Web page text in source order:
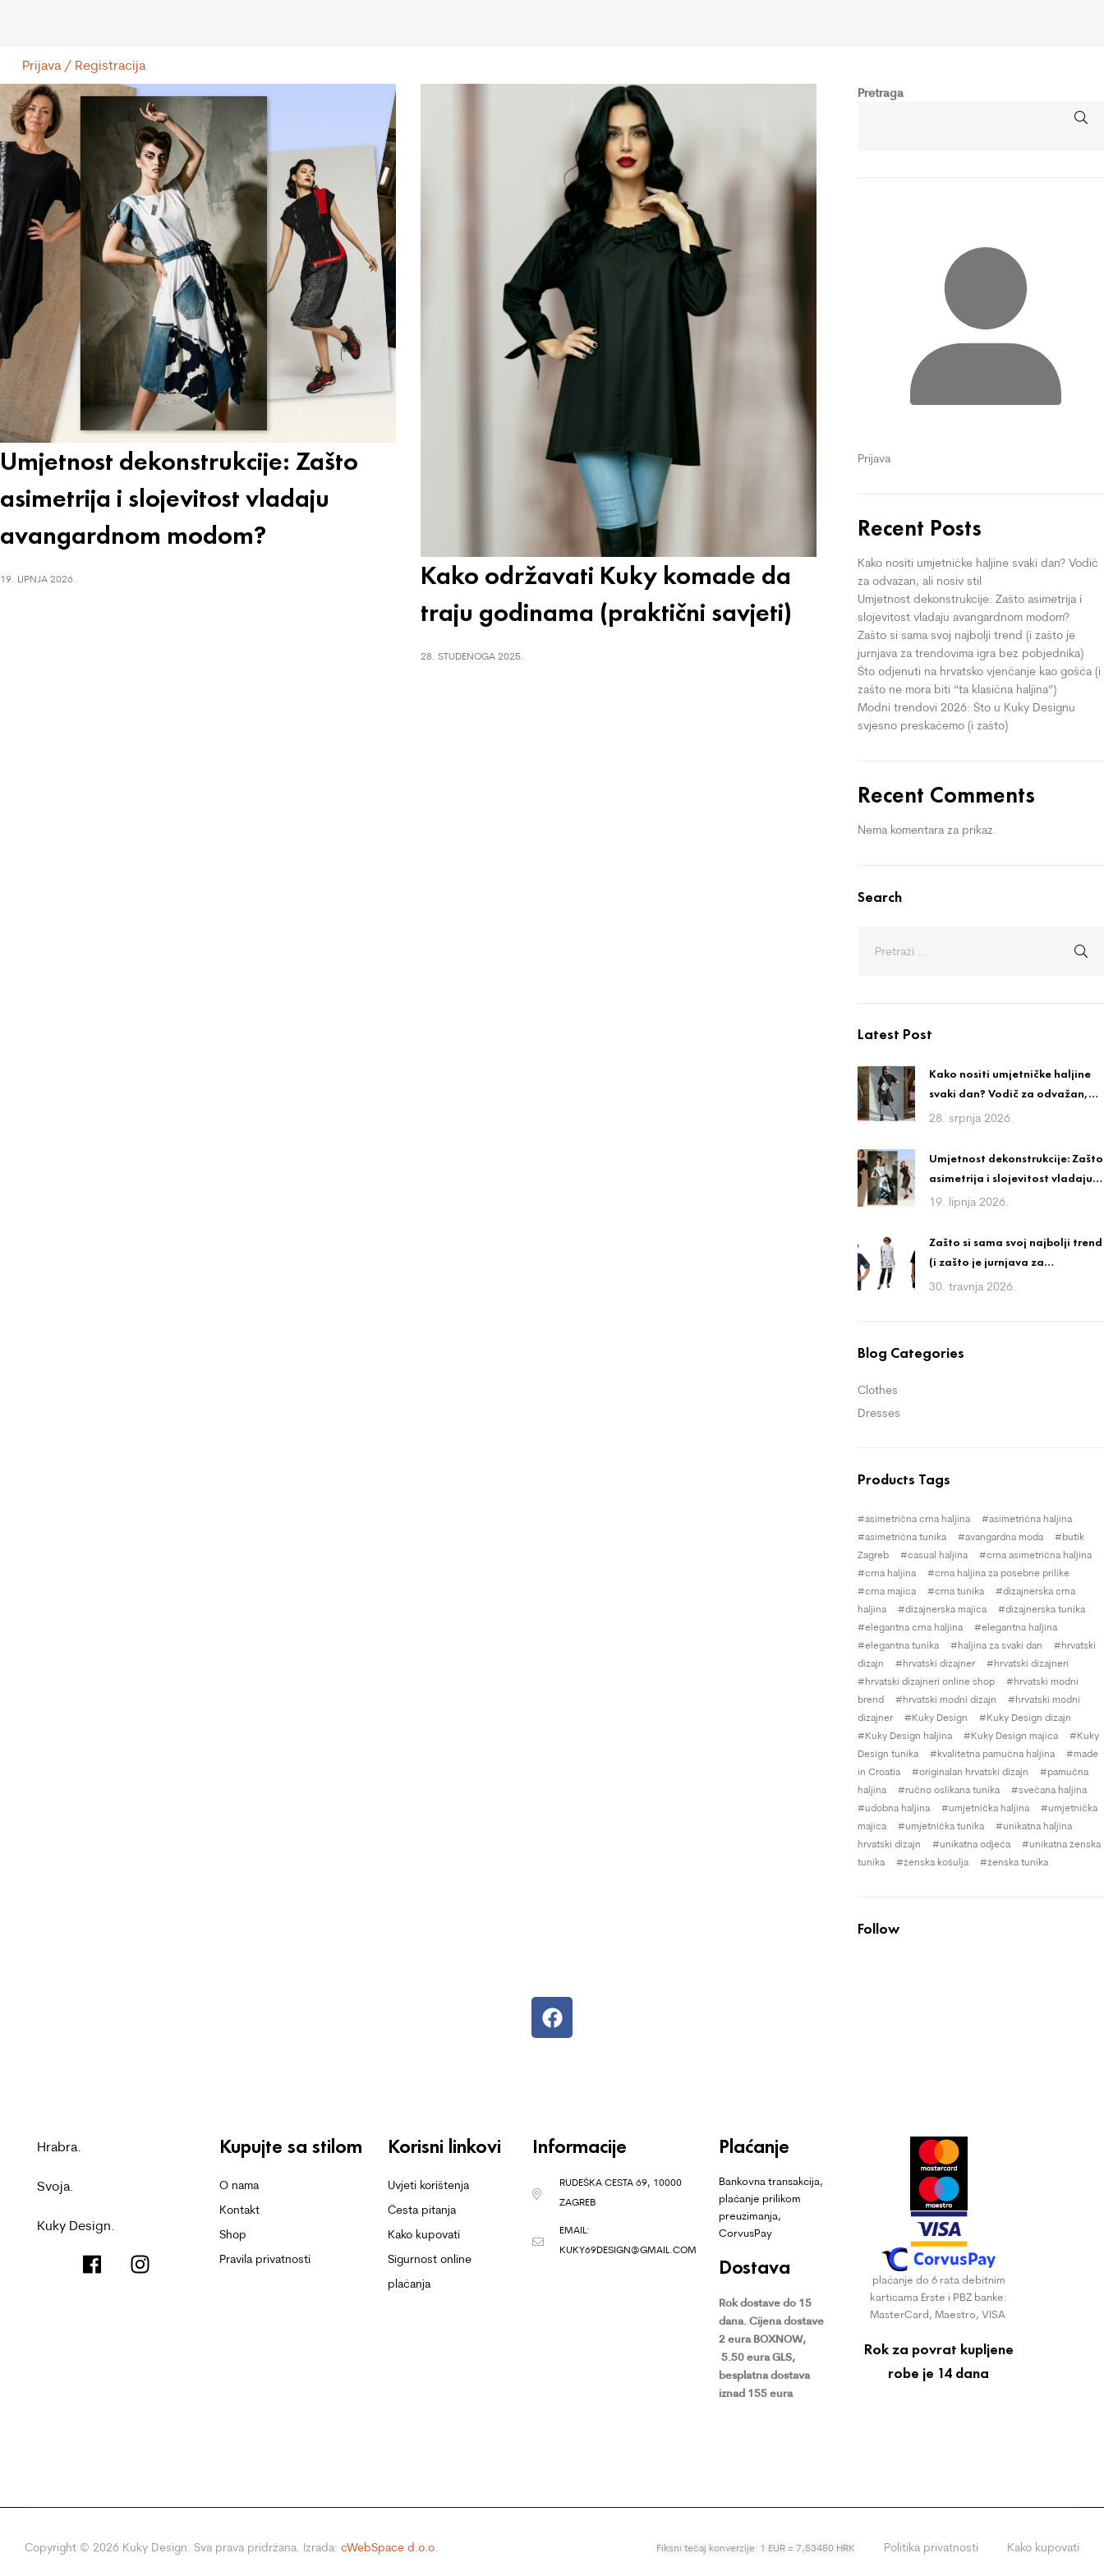
Prijava / Registracija
Umjetnost dekonstrukcije: Zašto
asimetrija i slojevitost vladaju
avangardnom modom?
19. LIPNJA 2026.
Kako održavati Kuky komade da
traju godinama (praktični savjeti)
28. STUDENOGA 2025.
Pretraga
Prijava
Recent Posts
Kako nositi umjetničke haljine svaki dan? Vodič
za odvažan, ali nosiv stil
Umjetnost dekonstrukcije: Zašto asimetrija i
slojevitost vladaju avangardnom modom?
Zašto si sama svoj najbolji trend (i zašto je
jurnjava za trendovima igra bez pobjednika)
Što odjenuti na hrvatsko vjenčanje kao gošća (i
zašto ne mora biti “ta klasična haljina”)
Modni trendovi 2026: Što u Kuky Designu
svjesno preskačemo (i zašto)
Recent Comments
Nema komentara za prikaz.
Search
Latest Post
Kako nositi umjetničke haljine
svaki dan? Vodič za odvažan,
ali nosiv stil
28. srpnja 2026.
Umjetnost dekonstrukcije: Zašto
asimetrija i slojevitost vladaju
avangardnom modom?
19. lipnja 2026.
Zašto si sama svoj najbolji trend
(i zašto je jurnjava za
trendovima igra bez
30. travnja 2026.
Blog Categories
Clothes
Dresses
Products Tags
asimetrična crna haljina
asimetrična haljina
asimetrična tunika
avangardna moda
butik
Zagreb
casual haljina
crna asimetrična haljina
crna haljina
crna haljina za posebne prilike
crna majica
crna tunika
dizajnerska crna
haljina
dizajnerska majica
dizajnerska tunika
elegantna crna haljina
elegantna haljina
elegantna tunika
haljina za svaki dan
hrvatski
dizajn
hrvatski dizajner
hrvatski dizajneri
hrvatski dizajneri online shop
hrvatski modni
brend
hrvatski modni dizajn
hrvatski modni
dizajner
Kuky Design
Kuky Design dizajn
Kuky Design haljina
Kuky Design majica
Kuky
Design tunika
kvalitetna pamučna haljina
made
in Croatia
originalan hrvatski dizajn
pamučna
haljina
ručno oslikana tunika
svečana haljina
udobna haljina
umjetnička haljina
umjetnička
majica
umjetnička tunika
unikatna haljina
hrvatski dizajn
unikatna odjeća
unikatna ženska
tunika
ženska košulja ženska tunika
Follow
Hrabra.
Svoja.
Kuky Design.
Kupujte sa stilom
O nama
Kontakt
Shop
Pravila privatnosti
Korisni linkovi
Uvjeti korištenja
Česta pitanja
Kako kupovati
Sigurnost online
plaćanja
Informacije
RUDEŠKA CESTA 69, 10000
ZAGREB
EMAIL:
KUKY69DESIGN@GMAIL.COM
Plaćanje
Bankovna transakcija,
plaćanje prilikom
preuzimanja,
CorvusPay
Dostava
Rok dostave do 15
dana. Cijena dostave
2 eura BOXNOW,
5.50 eura GLS,
besplatna dostava
iznad 155 eura
plaćanje do 6 rata debitnim
karticama Erste i PBZ banke:
MasterCard, Maestro, VISA
Rok za povrat kupljene
robe je 14 dana
Copyright © 2026 Kuky Design. Sva prava pridržana. Izrada: cWebSpace d.o.o. Fiksni tečaj konverzije: 1 EUR = 7,53450 HRK Politika privatnosti Kako kupovati